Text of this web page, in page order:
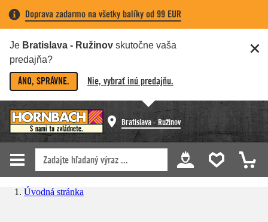
Doprava zadarmo na všetky balíky od 99 EUR
Je Bratislava - Ružinov skutočne vaša
predajňa?
ÁNO, SPRÁVNE. Nie, vybrať inú predajňu.
Bratislava - Ružinov
Úvodná stránka